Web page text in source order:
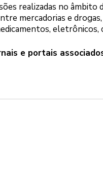
realizadas no
mercadorias e
e portais